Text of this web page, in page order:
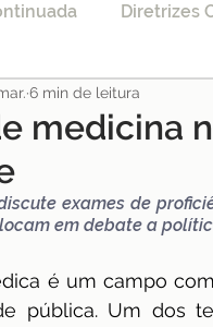
Diretrizes
Educação
STF Justiça
medicina
6 min de leitura
exames de
em debate a
é um campo
pública. Um dos